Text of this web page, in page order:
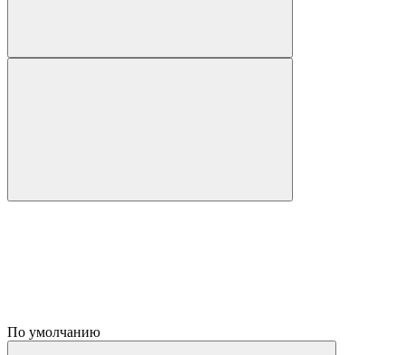
По умолчанию